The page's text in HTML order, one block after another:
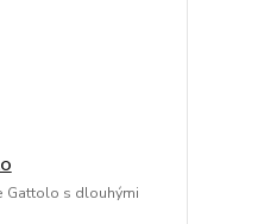
Gattolo s dlouhými